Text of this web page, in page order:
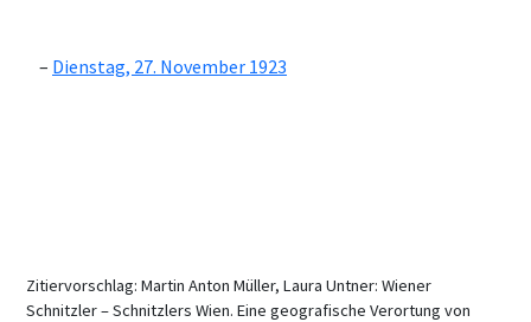
Dienstag, 27. November 1923
Zitiervorschlag: Martin Anton Müller, Laura Untner: Wiener
Schnitzler – Schnitzlers Wien. Eine geografische Verortung von